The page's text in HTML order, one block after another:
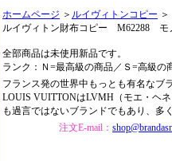
ホームページ ＞ ルイヴィトンコピー ＞
ルイヴィトン財布コピー M62288
全部商品は未使用新品です。
ランク：Ｎ=最高級の商品／Ｓ=高級の
フランス発の世界中もっとも有名なブ
LOUIS VUITTONはLVMH（モエ・ヘ
も過言ではないブランドでもあり、多
注文E-mail：